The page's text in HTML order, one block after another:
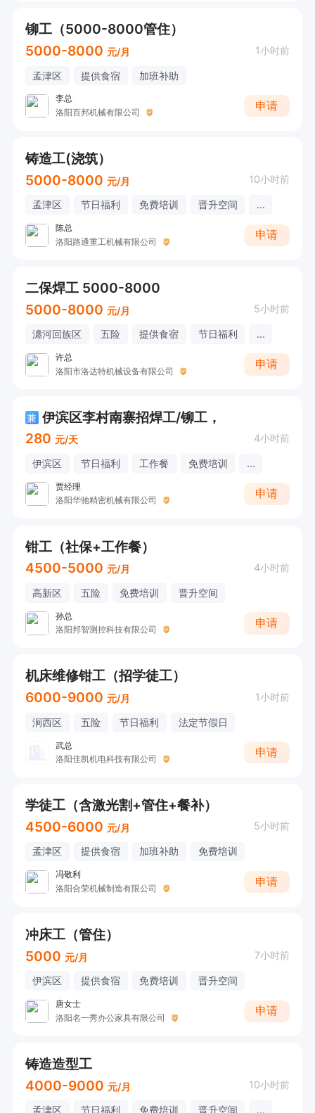
铆工（5000-8000管住）
5000-8000 元/月 1小时前
孟津区 提供食宿 加班补助
李总
洛阳百邦机械有限公司
申请
铸造工(浇筑）
5000-8000 元/月 10小时前
孟津区 节日福利 免费培训 晋升空间 ...
陈总
洛阳路通重工机械有限公司
申请
二保焊工 5000-8000
5000-8000 元/月 5小时前
瀍河回族区 五险 提供食宿 节日福利 ...
许总
洛阳市洛达特机械设备有限公司
申请
兼 伊滨区李村南寨招焊工/铆工，
280 元/天 4小时前
伊滨区 节日福利 工作餐 免费培训 ...
贾经理
洛阳华驰精密机械有限公司
申请
钳工（社保+工作餐）
4500-5000 元/月 4小时前
高新区 五险 免费培训 晋升空间
孙总
洛阳邦智测控科技有限公司
申请
机床维修钳工（招学徒工）
6000-9000 元/月 1小时前
涧西区 五险 节日福利 法定节假日
武总
洛阳佳凯机电科技有限公司
申请
学徒工（含激光割+管住+餐补）
4500-6000 元/月 5小时前
孟津区 提供食宿 加班补助 免费培训
冯敬利
洛阳合荣机械制造有限公司
申请
冲床工（管住）
5000 元/月 7小时前
伊滨区 提供食宿 免费培训 晋升空间
唐女士
洛阳名一秀办公家具有限公司
申请
铸造造型工
4000-9000 元/月 10小时前
孟津区 节日福利 免费培训 晋升空间 ...